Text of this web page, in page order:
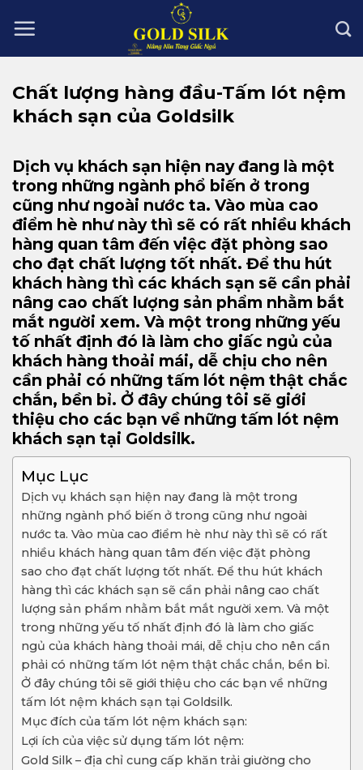
Chất lượng hàng đầu-Tấm lót nệm
khách sạn của Goldsilk
Dịch vụ khách sạn hiện nay đang là một
trong những ngành phổ biến ở trong
cũng như ngoài nước ta. Vào mùa cao
điểm hè như này thì sẽ có rất nhiều khách
hàng quan tâm đến việc đặt phòng sao
cho đạt chất lượng tốt nhất. Để thu hút
khách hàng thì các khách sạn sẽ cần phải
nâng cao chất lượng sản phẩm nhằm bắt
mắt người xem. Và một trong những yếu
tố nhất định đó là làm cho giấc ngủ của
khách hàng thoải mái, dễ chịu cho nên
cần phải có những tấm lót nệm thật chắc
chắn, bền bỉ. Ở đây chúng tôi sẽ giới
thiệu cho các bạn về những tấm lót nệm
khách sạn tại Goldsilk.
Mục Lục
Dịch vụ khách sạn hiện nay đang là một trong
những ngành phổ biến ở trong cũng như ngoài
nước ta. Vào mùa cao điểm hè như này thì sẽ có rất
nhiều khách hàng quan tâm đến việc đặt phòng
sao cho đạt chất lượng tốt nhất. Để thu hút khách
hàng thì các khách sạn sẽ cần phải nâng cao chất
lượng sản phẩm nhằm bắt mắt người xem. Và một
trong những yếu tố nhất định đó là làm cho giấc
ngủ của khách hàng thoải mái, dễ chịu cho nên cần
phải có những tấm lót nệm thật chắc chắn, bền bỉ.
Ở đây chúng tôi sẽ giới thiệu cho các bạn về những
tấm lót nệm khách sạn tại Goldsilk.
Mục đích của tấm lót nệm khách sạn:
Lợi ích của việc sử dụng tấm lót nệm:
Gold Silk – địa chỉ cung cấp khăn trải giường cho